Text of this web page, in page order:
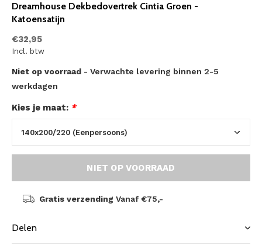
Dreamhouse Dekbedovertrek Cintia Groen -
Katoensatijn
€32,95
Incl. btw
Niet op voorraad - Verwachte levering binnen 2-5
werkdagen
Kies je maat: *
NIET OP VOORRAAD
Gratis verzending Vanaf €75,-
Delen